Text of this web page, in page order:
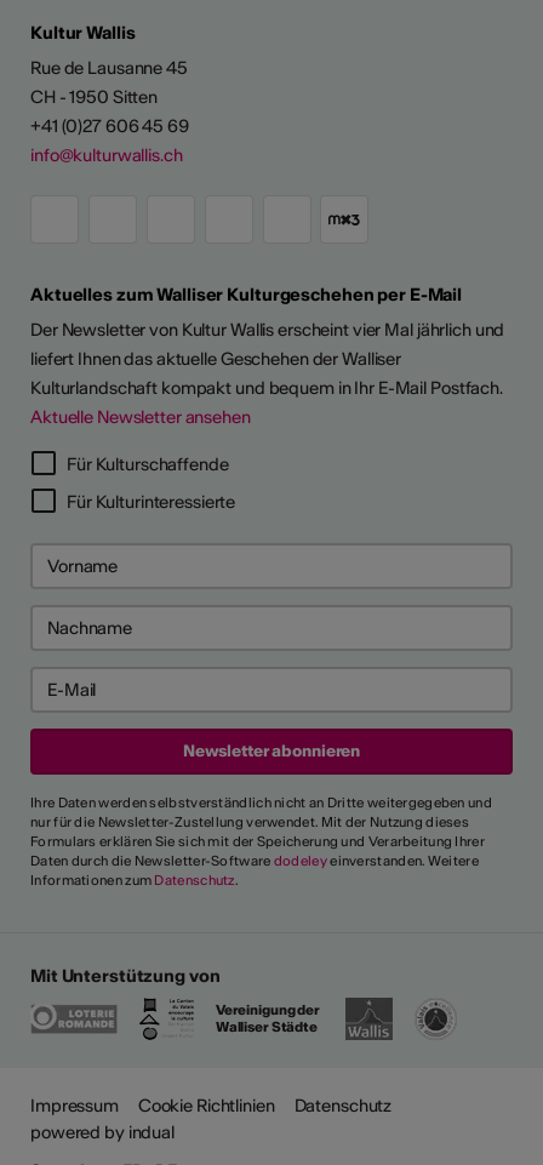
Kultur Wallis
Rue de Lausanne 45
CH - 1950 Sitten
+41 (0)27 606 45 69
info@kulturwallis.ch
Aktuelles zum Walliser Kulturgeschehen per E-Mail
Der Newsletter von Kultur Wallis erscheint vier Mal jährlich und
liefert Ihnen das aktuelle Geschehen der Walliser
Kulturlandschaft kompakt und bequem in Ihr E-Mail Postfach.
Aktuelle Newsletter ansehen
Für Kulturschaffende
Für Kulturinteressierte
Ihre Daten werden selbstverständlich nicht an Dritte weitergegeben und
nur für die Newsletter-Zustellung verwendet. Mit der Nutzung dieses
Formulars erklären Sie sich mit der Speicherung und Verarbeitung Ihrer
Daten durch die Newsletter-Software dodeleyeinverstanden. Weitere
Informationen zum Datenschutz.
Mit Unterstützung von
Vereinigung der
Walliser Städte
Impressum Cookie Richtlinien
Datenschutz
powered by indual